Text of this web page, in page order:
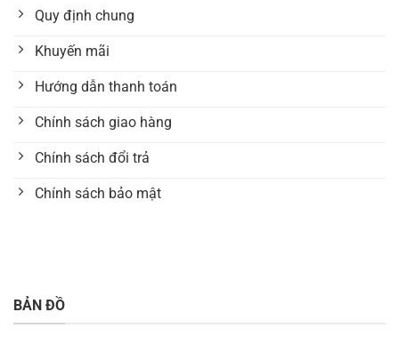
Quy định chung
Khuyến mãi
Hướng dẫn thanh toán
Chính sách giao hàng
Chính sách đổi trả
Chính sách bảo mật
BẢN ĐỒ